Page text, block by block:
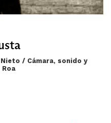
/ Cámara, sonido y